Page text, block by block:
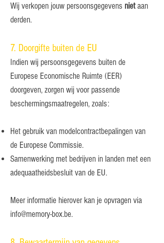
Wij verkopen jouw persoonsgegevens nietaan
derden.
7. Doorgifte buiten de EU
Indien wij persoonsgegevens buiten de
Europese Economische Ruimte (EER)
doorgeven, zorgen wij voor passende
beschermingsmaatregelen, zoals:
Het gebruik van modelcontractbepalingen van
de Europese Commissie.
Samenwerking met bedrijven in landen met een
adequaatheidsbesluit van de EU.
Meer informatie hierover kan je opvragen via
info@memory-box.be.